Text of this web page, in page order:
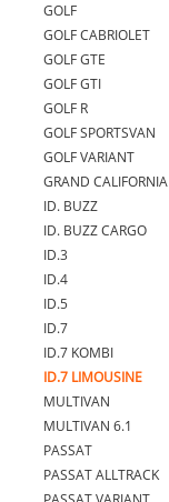
GOLF
GOLF CABRIOLET
GOLF GTE
GOLF GTI
GOLF R
GOLF SPORTSVAN
GOLF VARIANT
GRAND CALIFORNIA
ID. BUZZ
ID. BUZZ CARGO
ID.3
ID.4
ID.5
ID.7
ID.7 KOMBI
ID.7 LIMOUSINE
MULTIVAN
MULTIVAN 6.1
PASSAT
PASSAT ALLTRACK